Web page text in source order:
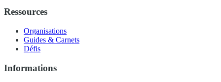
Ressources
Organisations
Guides & Carnets
Défis
Informations